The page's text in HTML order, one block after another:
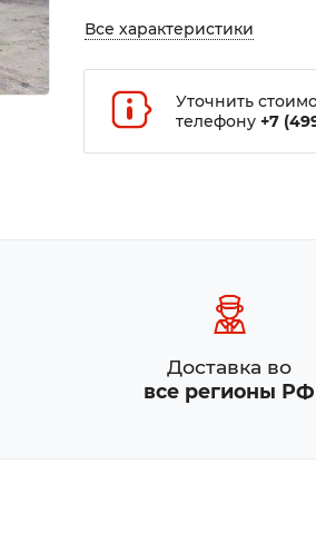
Все характеристики
Уточнить
телефону +7
Доставка во
все регионы РФ